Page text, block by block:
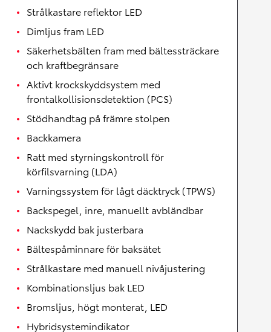
Strålkastare reflektor LED
Dimljus fram LED
Säkerhetsbälten fram med bältessträckare
och kraftbegränsare
Aktivt krockskyddsystem med
frontalkollisionsdetektion (PCS)
Stödhandtag på främre stolpen
Backkamera
Ratt med styrningskontroll för
körfilsvarning (LDA)
Varningssystem för lågt däcktryck (TPWS)
Backspegel, inre, manuellt avbländbar
Nackskydd bak justerbara
Bältespåminnare för baksätet
Strålkastare med manuell nivåjustering
Kombinationsljus bak LED
Bromsljus, högt monterat, LED
Hybridsystemindikator